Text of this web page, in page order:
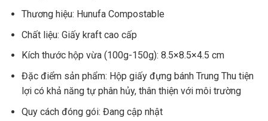
Thương hiệu: Hunufa Compostable
Chất liệu: Giấy kraft cao cấp
Kích thước hộp vừa (100g-150g): 8.5×8.5×4.5 cm
Đặc điểm sản phẩm: Hộp giấy đựng bánh Trung Thu tiện
lợi có khả năng tự phân hủy, thân thiện với môi trường
Quy cách đóng gói: Đang cập nhật